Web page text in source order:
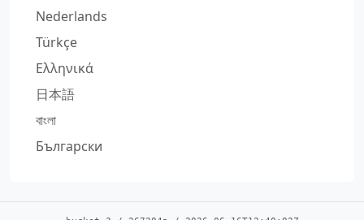
Nederlands
Türkçe
Ελληνικά
日本語
বাংলা
Български